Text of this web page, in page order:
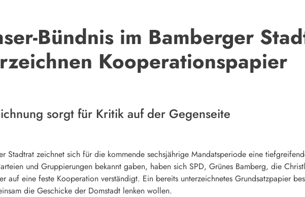
Bündnis im Bamberger
Kooperationspapier
sorgt für Kritik auf der Gegenseite
Stadtrat zeichnet sich für die kommende sechsjährige Mandatsperiode eine
und Gruppierungen bekannt gaben, haben sich SPD, Grünes Bamberg, die
auf eine feste Kooperation verständigt. Ein bereits unterzeichnetes Grundsatzpapier
die Geschicke der Domstadt lenken wollen.